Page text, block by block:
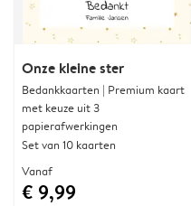
Onze kleine ster
Bedankkaarten | Premium kaart
met keuze uit 3
papierafwerkingen
Set van 10 kaarten
Vanaf
€ 9,99